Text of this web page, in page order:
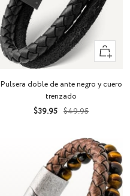
Vista
rápida
Pulsera doble de ante negro y cuero
trenzado
Precio
$39.95 Precio
$49.95